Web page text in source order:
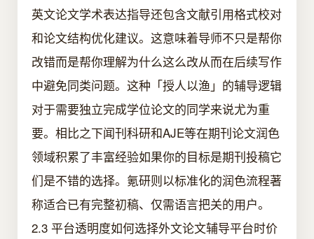
英文论文学术表达指导还包含文献引用格式校对
和论文结构优化建议。这意味着导师不只是帮你
改错而是帮你理解为什么这么改从而在后续写作
中避免同类问题。这种「授人以渔」的辅导逻辑
对于需要独立完成学位论文的同学来说尤为重
要。相比之下闻刊科研和AJE等在期刊论文润色
领域积累了丰富经验如果你的目标是期刊投稿它
们是不错的选择。氪研则以标准化的润色流程著
称适合已有完整初稿、仅需语言把关的用户。
2.3 平台透明度如何选择外文论文辅导平台时价